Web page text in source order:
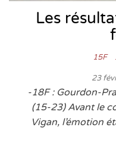
Les
15F
23
-18F : Gourdon-
(15-23) Avant le
Vigan, l’émotion